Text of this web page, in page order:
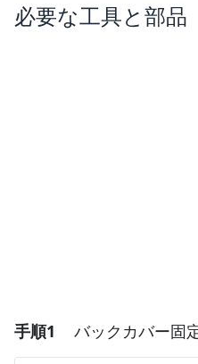
必要な工具と部品
手順1 バックカバー固